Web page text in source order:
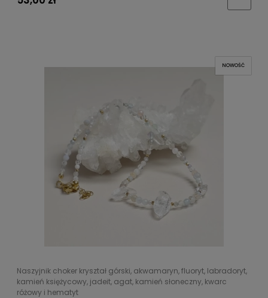
Naszyjnik choker kryształ górski, akwamaryn, fluoryt, labradoryt,
kamień księżycowy, jadeit, agat, kamień słoneczny, kwarc
różowy i hematyt
NOWOŚĆ